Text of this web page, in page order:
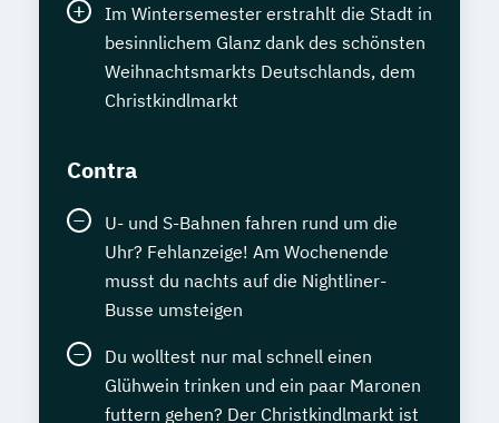
Im Wintersemester erstrahlt die Stadt in
besinnlichem Glanz dank des schönsten
Weihnachtsmarkts Deutschlands, dem
Christkindlmarkt
Contra
U- und S-Bahnen fahren rund um die
Uhr? Fehlanzeige! Am Wochenende
musst du nachts auf die Nightliner-
Busse umsteigen
Du wolltest nur mal schnell einen
Glühwein trinken und ein paar Maronen
futtern gehen? Der Christkindlmarkt ist